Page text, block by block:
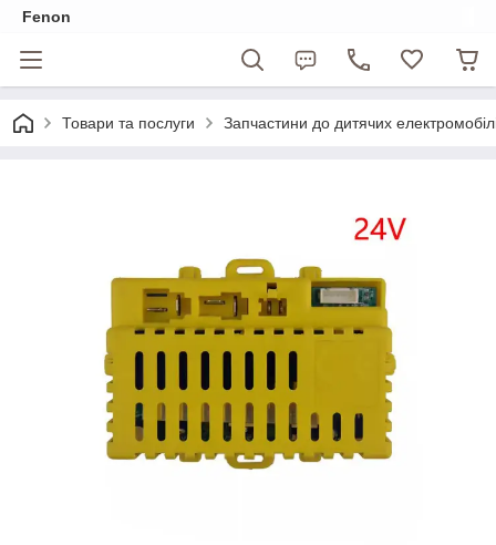
Fenon
Товари та послуги Запчастини до дитячих